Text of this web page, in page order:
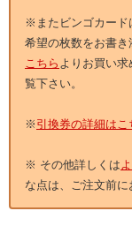
※またビンゴカード
希望の枚数をお書
こちら よりお買い求
覧下さい。
※ 引換券の詳細はこ
※ その他詳しくは
な点は、ご注文前に